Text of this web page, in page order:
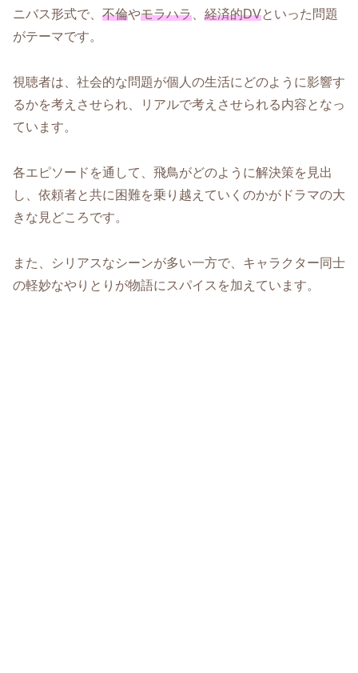
ニバス形式で、 不倫やモラハラ 経済的DVといった問題
がテーマです。
視聴者は、社会的な問題が個人の生活にどのように影響す
るかを考えさせられ、リアルで考えさせられる内容となっ
ています。
各エピソードを通して、飛鳥がどのように解決策を見出
し、依頼者と共に困難を乗り越えていくのかがドラマの大
きな見どころです。
また、シリアスなシーンが多い一方で、キャラクター同士
の軽妙なやりとりが物語にスパイスを加えています。